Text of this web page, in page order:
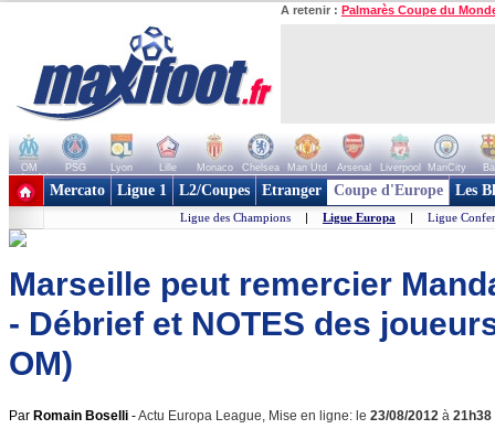
A retenir : Palmarès Coupe du
OM PSG Lyon Lille Monaco Chelsea Man Utd Arsenal Liverpool ManCity
+ de clubs
Mercato Ligue 1 L2/Coupes Etranger Coupe d'Europe Les
Ligue des Champions | Ligue Europa | Ligue
Marseille peut remercier
- Débrief et NOTES des
OM)
Par Romain Boselli -Actu Europa League, Mise en ligne: le 23/08/2012 à 21h38